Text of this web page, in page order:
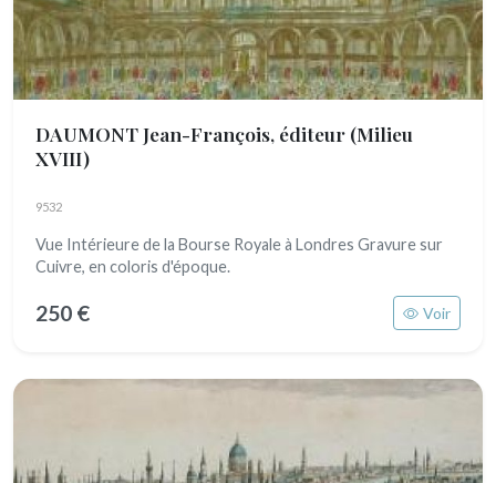
DAUMONT Jean-François, éditeur (Milieu
XVIII)
9532
Vue Intérieure de la Bourse Royale à Londres Gravure sur
Cuivre, en coloris d'époque.
250 € Voir